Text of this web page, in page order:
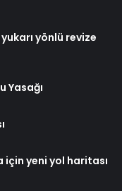
yönlü revize
Yasağı
için yeni yol haritası